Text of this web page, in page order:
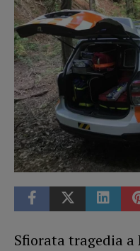
Sfiorata tragedia a